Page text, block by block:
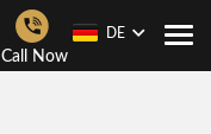
Call Now
DE